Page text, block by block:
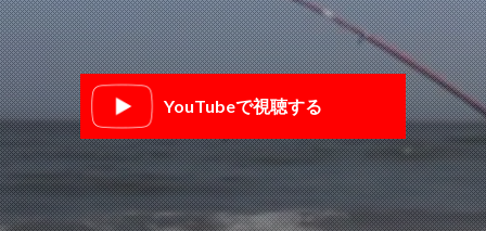
YouTubeで視聴する